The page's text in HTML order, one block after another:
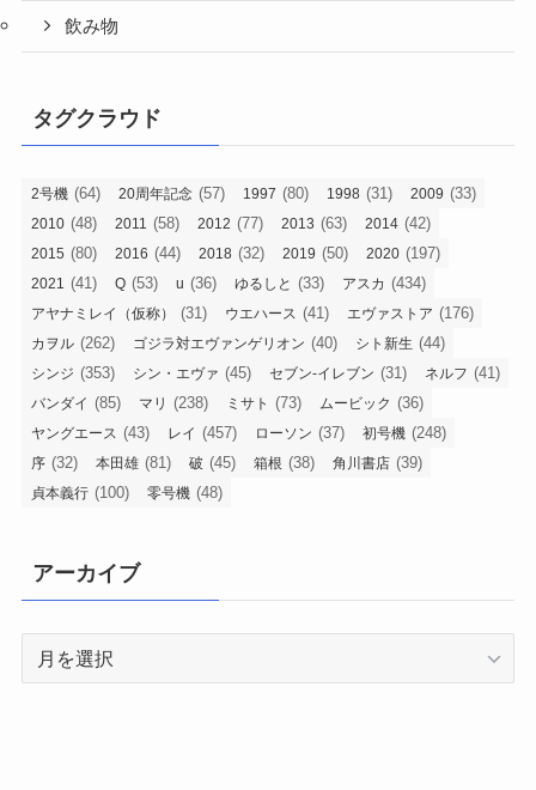
飲み物
タグクラウド
2号機 (64) 20周年記念 (57) 1997 (80) 1998 (31) 2009 (33)
2010 (48) 2011 (58) 2012 (77) 2013 (63) 2014 (42)
2015 (80) 2016 (44) 2018 (32) 2019 (50) 2020 (197)
2021 (41) Q (53) u (36) ゆるしと (33) アスカ (434)
アヤナミレイ（仮称） (31) ウエハース (41) エヴァストア (176)
カヲル (262) ゴジラ対エヴァンゲリオン (40) シト新生 (44)
シンジ (353) シン・エヴァ (45) セブン-イレブン (31) ネルフ (41)
バンダイ (85) マリ (238) ミサト (73) ムービック (36)
ヤングエース (43) レイ (457) ローソン (37) 初号機 (248)
序 (32) 本田雄 (81) 破 (45) 箱根 (38) 角川書店 (39)
貞本義行 (100) 零号機 (48)
アーカイブ